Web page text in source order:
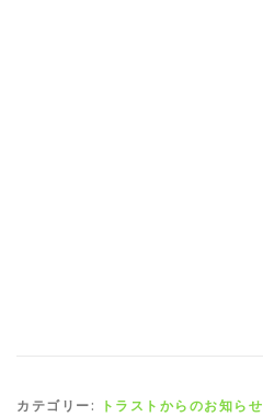
カテゴリー: トラストからのお知らせ